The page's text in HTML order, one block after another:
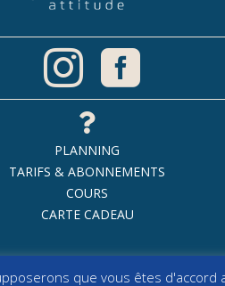
 

PLANNING
TARIFS & ABONNEMENTS
COURS
CARTE CADEAU
que vous êtes d'accord